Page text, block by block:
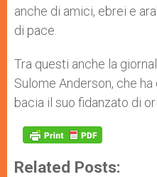
anche di amici, ebrei e
di pace.
Tra questi anche la
Sulome Anderson, che
bacia il suo fidanzato di
Related Posts: